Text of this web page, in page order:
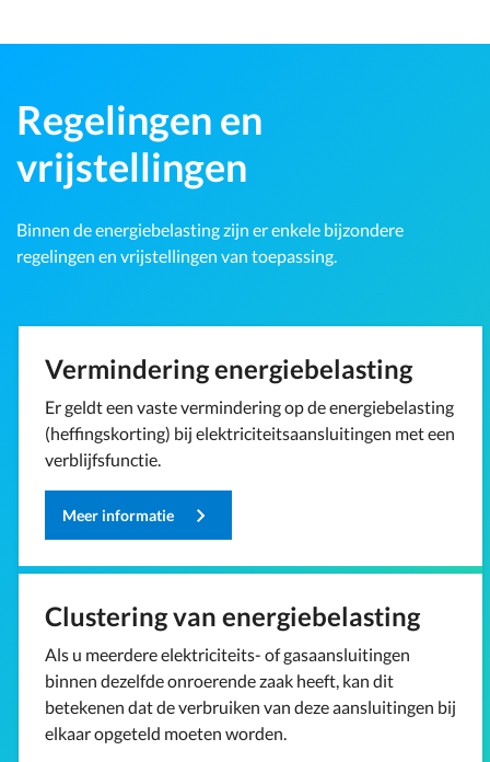
Regelingen en
vrijstellingen
Binnen de energiebelasting zijn er enkele bijzondere
regelingen en vrijstellingen van toepassing.
Vermindering energiebelasting
Er geldt een vaste vermindering op de energiebelasting
(heffingskorting) bij elektriciteitsaansluitingen met een
verblijfsfunctie.
Meer informatie
Clustering van energiebelasting
Als u meerdere elektriciteits- of gasaansluitingen
binnen dezelfde onroerende zaak heeft, kan dit
betekenen dat de verbruiken van deze aansluitingen bij
elkaar opgeteld moeten worden.